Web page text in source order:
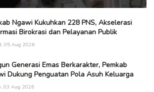
Ngawi Kukuhkan 228 PNS, Akselerasi
Birokrasi dan Pelayanan Publik
05 Aug 2026
Generasi Emas Berkarakter, Pemkab
Dukung Penguatan Pola Asuh Keluarga
03 Aug 2026